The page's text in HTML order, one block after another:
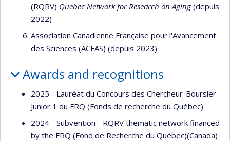
(RQRV) Quebec Network for Research on Aging(depuis
2022)
Association Canadienne Française pour l'Avancement
des Sciences (ACFAS) (depuis 2023)
Awards and recognitions
2025 - Lauréat du Concours des Chercheur-Boursier
Junior 1 du FRQ (Fonds de recherche du Québec)
2024 - Subvention - RQRV thematic network financed
by the FRQ (Fond de Recherche du Québec)(Canada)